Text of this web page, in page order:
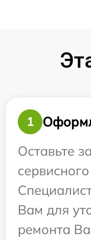
1
Оставьте
Вам для
ремонта